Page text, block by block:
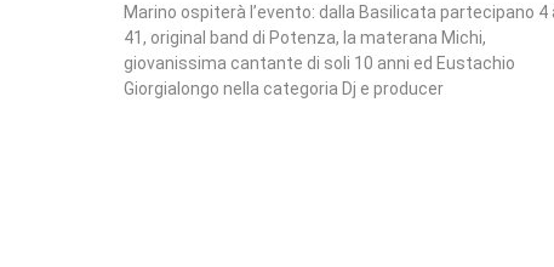
Marino ospiterà l’evento: dalla Basilicata partecipano 4
41, original band di Potenza, la materana Michi,
giovanissima cantante di soli 10 anni ed Eustachio
Giorgialongo nella categoria Dj e producer